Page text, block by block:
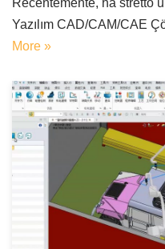
Recentemente, ha stretto
Yazılım CAD/CAM/CAE
More »